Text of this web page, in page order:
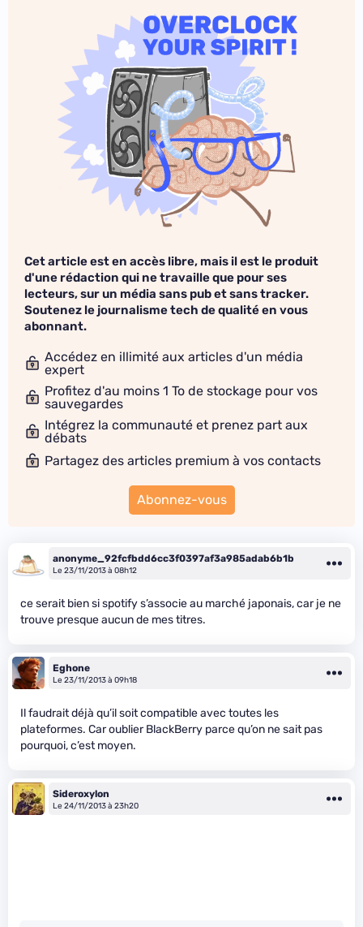
Cet article est en accès libre, mais il est le produit
d'une rédaction qui ne travaille que pour ses
lecteurs, sur un média sans pub et sans tracker.
Soutenez le journalisme tech de qualité en vous
abonnant.
Accédez en illimité aux articles d'un média
expert
Profitez d'au moins 1 To de stockage pour vos
sauvegardes
Intégrez la communauté et prenez part aux
débats
Partagez des articles premium à vos contacts
Abonnez-vous
anonyme_92fcfbdd6cc3f0397af3a985adab6b1b
Le 23/11/2013 à 08h12
ce serait bien si spotify s’associe au marché japonais, car je ne
trouve presque aucun de mes titres.
Eghone
Le 23/11/2013 à 09h18
Il faudrait déjà qu’il soit compatible avec toutes les
plateformes. Car oublier BlackBerry parce qu’on ne sait pas
pourquoi, c’est moyen.
Sideroxylon
Le 24/11/2013 à 23h20